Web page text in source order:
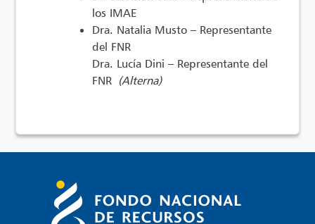
los IMAE
Dra. Natalia Musto – Representante
del FNR
Dra. Lucía Dini – Representante del
FNR (Alterna)